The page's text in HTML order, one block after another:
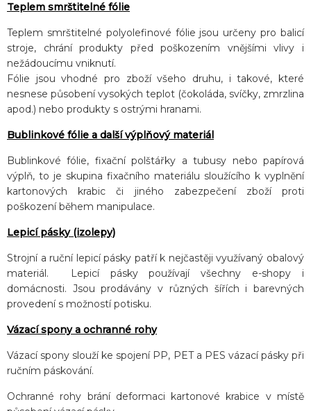
Teplem smrštitelné fólie
Teplem smrštitelné polyolefinové fólie jsou určeny pro balicí
stroje, chrání produkty před poškozením vnějšími vlivy i
nežádoucímu vniknutí.
Fólie jsou vhodné pro zboží všeho druhu, i takové, které
nesnese působení vysokých teplot (čokoláda, svíčky, zmrzlina
apod.) nebo produkty s ostrými hranami.
Bublinkové fólie a další výplňový materiál
Bublinkové fólie, fixační polštářky a tubusy nebo papírová
výplň, to je skupina fixačního materiálu sloužícího k vyplnění
kartonových krabic či jiného zabezpečení zboží proti
poškození během manipulace.
Lepicí pásky (izolepy)
Strojní a ruční lepicí pásky patří k nejčastěji využívaný obalový
materiál. Lepicí pásky používají všechny e-shopy i
domácnosti. Jsou prodávány v různých šířích i barevných
provedení s možností potisku.
Vázací spony a ochranné rohy
Vázací spony slouží ke spojení PP, PET a PES vázací pásky při
ručním páskování.
Ochranné rohy brání deformaci kartonové krabice v místě